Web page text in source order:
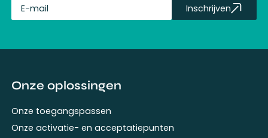
Inschrijven
Onze oplossingen
Onze toegangspassen
Onze activatie- en acceptatiepunten